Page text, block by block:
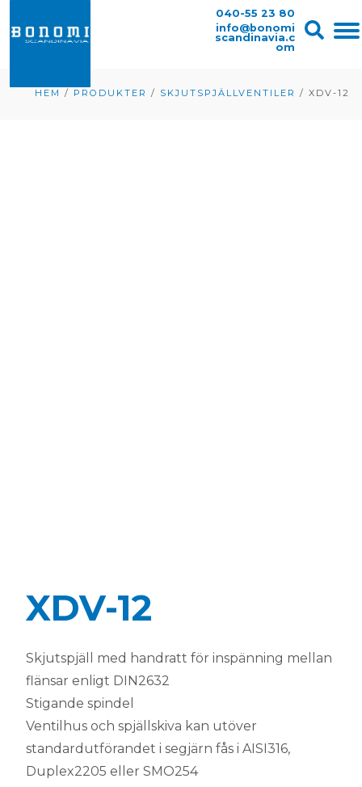
040-55 23 80
info@bonomi
scandinavia.c
om
HEM / PRODUKTER / SKJUTSPJÄLLVENTILER / XDV-12
XDV-12
Skjutspjäll med handratt för inspänning mellan
flänsar enligt DIN2632
Stigande spindel
Ventilhus och spjällskiva kan utöver
standardutförandet i segjärn fås i AISI316,
Duplex2205 eller SMO254